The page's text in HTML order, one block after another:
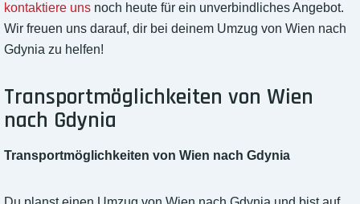
kontaktiere uns noch heute für ein unverbindliches Angebot.
Wir freuen uns darauf, dir bei deinem Umzug von Wien nach
Gdynia zu helfen!
Transportmöglichkeiten von Wien
nach Gdynia
Transportmöglichkeiten von Wien nach Gdynia